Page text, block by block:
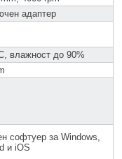
адаптер
влажност до 90%
софтуер за Windows,
и iOS